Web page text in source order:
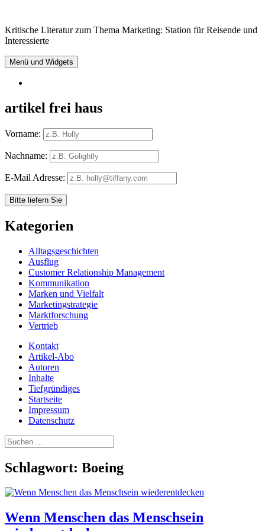
Inhalt
Kritische Literatur zum Thema Marketing: Station für Reisende und
Interessierte
Menü und Widgets
artikel frei haus
Vorname:
Nachname:
E-Mail Adresse:
Kategorien
Alltagsgeschichten
Ausflug
Customer Relationship Management
Kommunikation
Marken und Vielfalt
Marketingstrategie
Marktforschung
Vertrieb
Kontakt
Artikel-Abo
Autoren
Inhalte
Tiefgründiges
Startseite
Impressum
Datenschutz
Suchen
nach:
Schlagwort: Boeing
Wenn Menschen das Menschsein